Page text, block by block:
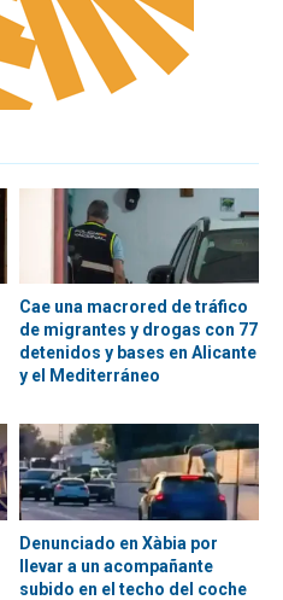
Cae una macrored de tráfico
de migrantes y drogas con 77
detenidos y bases en Alicante
y el Mediterráneo
Denunciado en Xàbia por
llevar a un acompañante
subido en el techo del coche